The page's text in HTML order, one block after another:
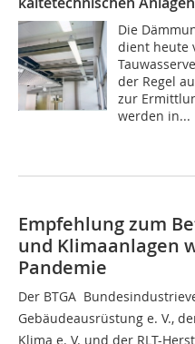
Die
dient heute
der Regel
zur
werden in...
Empfehlung zum
und Klimaanlagen
Pandemie
Der BTGA 
Gebäudeausrüstung e. V.,
Klima e. V. und der RLT-